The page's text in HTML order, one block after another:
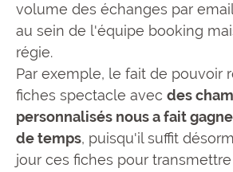
volume des échanges par
au sein de l'équipe booking
régie.
Par exemple, le fait de pouvoir
fiches spectacle avec des
personnalisés nous a fait
de temps, puisqu'il suffit
jour ces fiches pour